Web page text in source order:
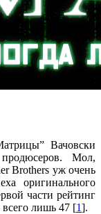
Вачовски
Мол,
Brothers уж очень
оригинального
части рейтинг
всего лишь 47 [1].